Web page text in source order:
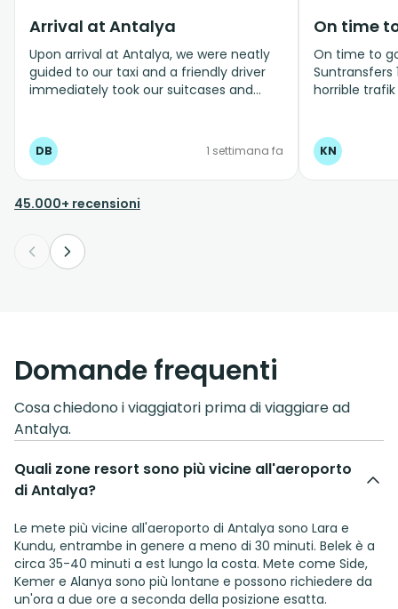
Arrival at Antalya
Upon arrival at Antalya, we were neatly
guided to our taxi and a friendly driver
immediately took our suitcases and
message well in advance, followed by an
immediate phone call letting me know
that the driver might be 10–15 minutes
later than agreed due to heavy traffic
on the way to the hotel. In the end, he
was still neatly on time and brought us
safely back to the airport again.
Excellent service, keep it up! I'll definitely
DB 1 settimana fa
On time
On time to
Suntransfers
horrible
dont take
31, 32 one billion
Kim “the
KN
45.000+ recensioni
Domande frequenti
Cosa chiedono i viaggiatori prima di viaggiare ad
Antalya.
Quali zone resort sono più vicine all'aeroporto
di Antalya?
Le mete più vicine all'aeroporto di Antalya sono Lara e
Kundu, entrambe in genere a meno di 30 minuti. Belek è a
circa 35-40 minuti a est lungo la costa. Mete come Side,
Kemer e Alanya sono più lontane e possono richiedere da
un'ora a due ore a seconda della posizione esatta.